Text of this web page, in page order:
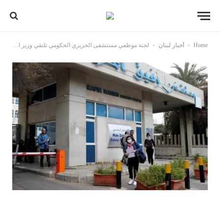
Home
- أخبار لبنان - لجنة موظفي مستشفى الحريري الحكومي تلتقي وزير الصحة وتؤكد على أولوية الرواتب والتغيير الإداري